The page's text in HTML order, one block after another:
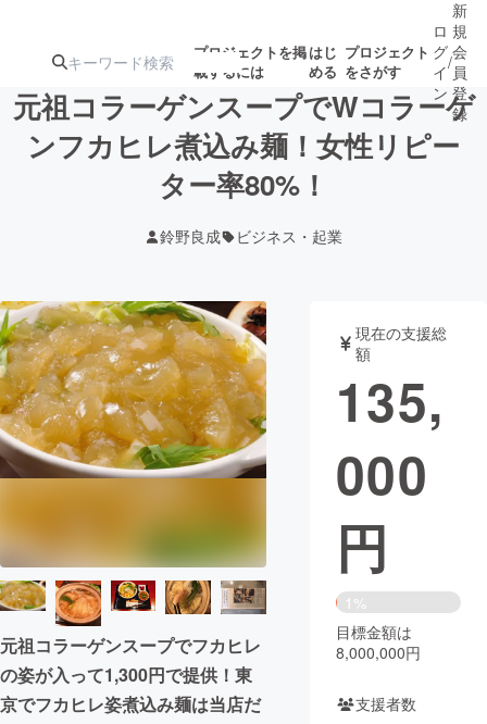
プロジェクトを掲
載するには
はじ
める
プロジェクト
をさがす
注目の新着プロ募集終了が近いプ
テクノロジー・ガジェット
映像・映画 書籍・雑誌
ビジネス・起業 チャレンジ
まちづくり・地域活性化
CAMPFIRE for Social Good CAMPFIRE Creation
CAMPFIREふるさと納税
コミュニティ
ロ
グ
イ
ン
/
新
規
会
員
登
録
元祖コラーゲンスープでWコラーゲ
ンフカヒレ煮込み麺！女性リピー
ター率80%！
鈴野良成 ビジネス・起業
元祖コラーゲンスープでフカヒレ
の姿が入って1,300円で提供！東
京でフカヒレ姿煮込み麺は当店だ
現在の支援総
額
135,
000
円
1%
目標金額は
8,000,000円
支援者数